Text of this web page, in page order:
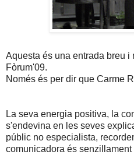
Aquesta és una entrada breu i
Fòrum'09.
Només és per dir que Carme
La seva energia positiva, la
s'endevina en les seves
públic no especialista,
comunicadora és senzillament